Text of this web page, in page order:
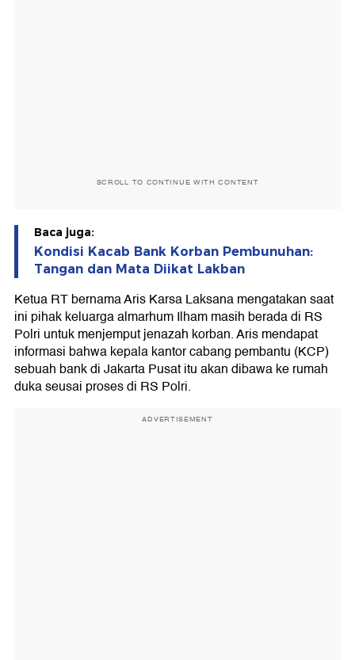
SCROLL TO CONTINUE WITH CONTENT
Baca juga:
Kondisi Kacab Bank Korban Pembunuhan:
Tangan dan Mata Diikat Lakban
Ketua RT bernama Aris Karsa Laksana mengatakan saat
ini pihak keluarga almarhum Ilham masih berada di RS
Polri untuk menjemput jenazah korban. Aris mendapat
informasi bahwa kepala kantor cabang pembantu (KCP)
sebuah bank di Jakarta Pusat itu akan dibawa ke rumah
duka seusai proses di RS Polri.
ADVERTISEMENT